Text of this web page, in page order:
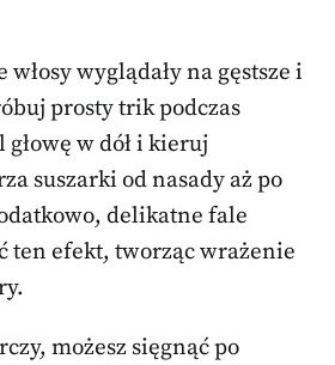
włosy wyglądały na gęstsze i
prosty trik podczas
głowę w dół i kieruj
suszarki od nasady aż po
delikatne fale
ten efekt, tworząc wrażenie
możesz sięgnąć po